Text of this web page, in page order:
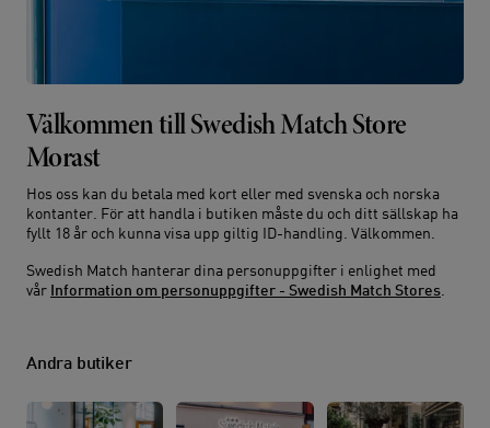
Välkommen till Swedish Match Store
Morast
Hos oss kan du betala med kort eller med svenska och norska
kontanter. För att handla i butiken måste du och ditt sällskap ha
fyllt 18 år och kunna visa upp giltig ID-handling. Välkommen.
Swedish Match hanterar dina personuppgifter i enlighet med
vår Information om personuppgifter - Swedish Match Stores.
Andra butiker